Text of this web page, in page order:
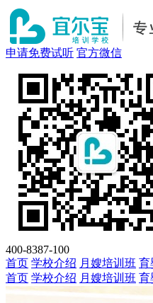
申请免费试听 官方微信
400-8387-100
首页 学校介绍 月嫂培训班 育
首页 学校介绍 月嫂培训班 育